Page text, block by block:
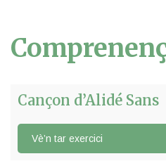
Cançon d’Alidé Sans